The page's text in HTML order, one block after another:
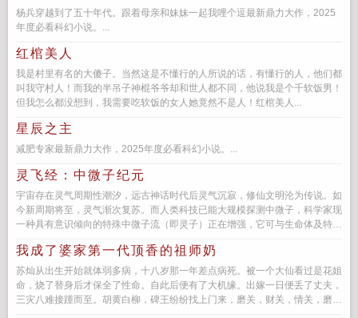
杨兵穿越到了五十年代。跟着母亲和妹妹一起我哩个逗最新鼎力大作，2025
年度必看科幻小说。...
红棺美人
我是村里有名的大傻子。当然这是不懂行的人所说的话，有懂行的人，他们都
叫我守村人！而我的半吊子神棍爷爷却和世人都不同，他说我是个千软饭男！
但我怎么都没想到，我需要吃软饭的女人她竟然不是人！红棺美人...
星辰之主
减肥专家最新鼎力大作，2025年度必看科幻小说。...
灵飞经：中微子纪元
宇宙存在灵气周期性潮汐，远古神话时代后灵气沉寂，修仙文明沦为传说。如
今新周期将至，灵气渐次复苏。而人类科技已能大规模探测中微子，科学家现
一种具有意识倾向的特殊中微子流（即灵子）正在增强，它可与生命体及特定
我成了婆家第一代顶香的祖师奶
苏灿从出生开始就体弱多病，十八岁那一年差点病死。被一个大仙看过是花姐
命，烧了替身后才保全了性命。自此后便有了大机缘。出嫁一日便丢了丈夫，
三灾八难接踵而至。胡黄白柳，碑王纷纷找上门来，磨关，财关，情关，磨的